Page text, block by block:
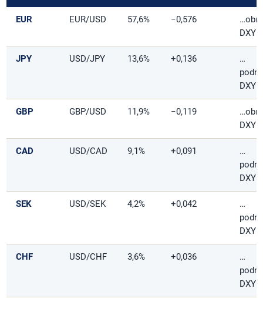
EUR EUR/USD 57,6% −0,576
DXY
JPY USD/JPY 13,6% +0,136
…
DXY
GBP GBP/USD 11,9% −0,119
DXY
CAD USD/CAD 9,1% +0,091
…
DXY
SEK USD/SEK 4,2% +0,042
…
DXY
CHF USD/CHF 3,6% +0,036
…
DXY